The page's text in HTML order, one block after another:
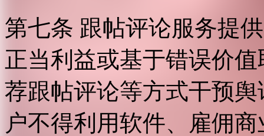
第七条 跟帖评论服务提
正当利益或基于错误价
荐跟帖评论等方式干预
户不得利用软件、雇佣